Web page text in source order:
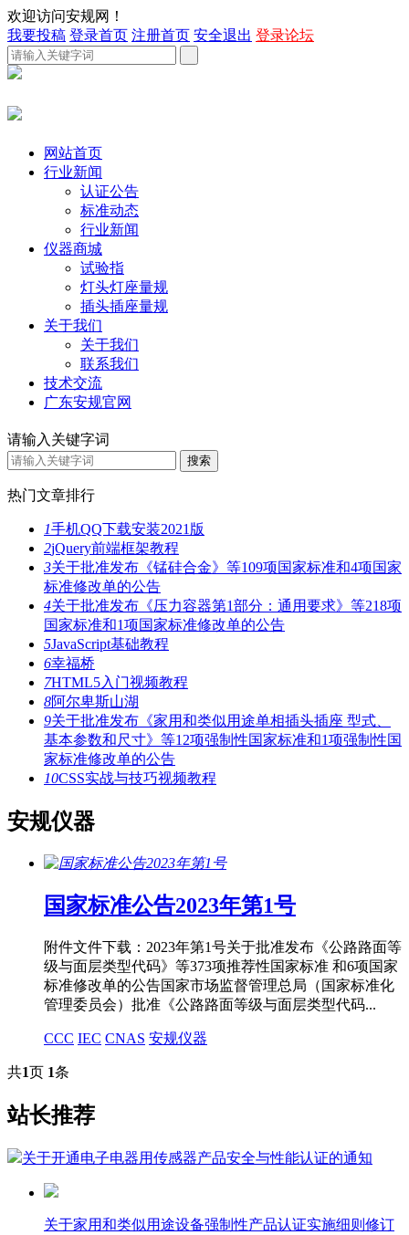
欢迎访问安规网！
我要投稿 登录首页 注册首页 安全退出 登录论坛
网站首页
行业新闻
认证公告
标准动态
行业新闻
仪器商城
试验指
灯头灯座量规
插头插座量规
关于我们
关于我们
联系我们
技术交流
广东安规官网
请输入关键字词
热门文章排行
1手机QQ下载安装2021版
2jQuery前端框架教程
3关于批准发布《锰硅合金》等109项国家标准和4项国家
标准修改单的公告
4关于批准发布《压力容器第1部分：通用要求》等218项
国家标准和1项国家标准修改单的公告
5JavaScript基础教程
6幸福桥
7HTML5入门视频教程
8阿尔卑斯山湖
9关于批准发布《家用和类似用途单相插头插座 型式、
基本参数和尺寸》等12项强制性国家标准和1项强制性国
家标准修改单的公告
10CSS实战与技巧视频教程
安规仪器
国家标准公告2023年第1号
附件文件下载：2023年第1号关于批准发布《公路路面等
级与面层类型代码》等373项推荐性国家标准 和6项国家
标准修改单的公告国家市场监督管理总局（国家标准化
管理委员会）批准《公路路面等级与面层类型代码...
CCC IEC CNAS 安规仪器
共1页 1条
站长推荐
关于开通电子电器用传感器产品安全与性能认证的通知
关于家用和类似用途设备强制性产品认证实施细则修订